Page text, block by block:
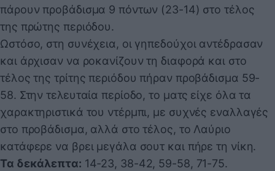
πάρουν προβάδισμα 9 πόντων (23-14) στο τέλος
της πρώτης περιόδου.
Ωστόσο, στη συνέχεια, οι γηπεδούχοι αντέδρασαν
και άρχισαν να ροκανίζουν τη διαφορά και στο
τέλος της τρίτης περιόδου πήραν προβάδισμα 59-
58. Στην τελευταία περίοδο, το ματς είχε όλα τα
χαρακτηριστικά του ντέρμπι, με συχνές εναλλαγές
στο προβάδισμα, αλλά στο τέλος, το Λαύριο
κατάφερε να βρει μεγάλα σουτ και πήρε τη νίκη.
Τα δεκάλεπτα: 14-23, 38-42, 59-58, 71-75.